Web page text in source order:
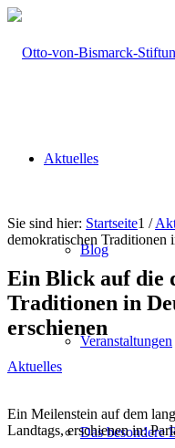
Aktuelles
Blog
Veranstaltungen
Das besondere
Sie sind hier: Startseite1 /
demokratischen Traditionen
Ein Blick auf die
Traditionen in
erschienen
Aktuelles
Ein Meilenstein auf dem
Landtags, erschienen in: